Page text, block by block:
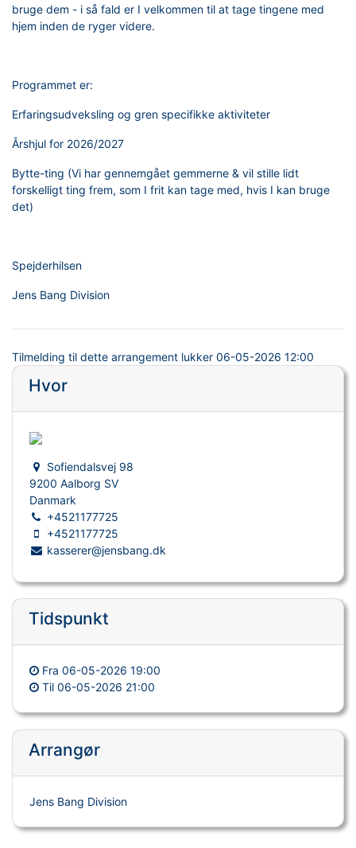
bruge dem - i så fald er I velkommen til at tage tingene med
hjem inden de ryger videre.
Programmet er:
Erfaringsudveksling og gren specifikke aktiviteter
Årshjul for 2026/2027
Bytte-ting (Vi har gennemgået gemmerne & vil stille lidt
forskelligt ting frem, som I frit kan tage med, hvis I kan bruge
det)
Spejderhilsen
Jens Bang Division
Tilmelding til dette arrangement lukker 06-05-2026 12:00
Hvor
Sofiendalsvej 98
9200 Aalborg SV
Danmark
+4521177725
+4521177725
kasserer@jensbang.dk
Tidspunkt
Fra 06-05-2026 19:00
Til 06-05-2026 21:00
Arrangør
Jens Bang Division